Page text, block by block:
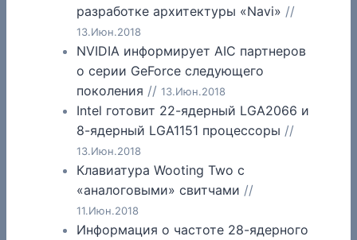
разработке архитектуры «Navi» //
13.Июн.2018
NVIDIA информирует AIC партнеров
о серии GeForce следующего
поколения // 13.Июн.2018
Intel готовит 22-ядерный LGA2066 и
8-ядерный LGA1151 процессоры //
13.Июн.2018
Клавиатура Wooting Two с
«аналоговыми» свитчами //
11.Июн.2018
Информация о частоте 28-ядерного